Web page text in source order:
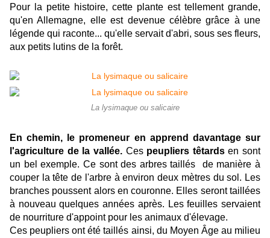
Pour la petite histoire, cette plante est tellement grande,
qu'en Allemagne, elle est devenue célèbre grâce à une
légende qui raconte... qu'elle servait d'abri, sous ses fleurs,
aux petits lutins de la forêt.
La lysimaque ou salicaire
En chemin, le promeneur en apprend davantage sur
l'agriculture de la vallée. Ces peupliers têtardsen sont
un bel exemple. Ce sont des arbres taillés de manière à
couper la tête de l'arbre à environ deux mètres du sol. Les
branches poussent alors en couronne. Elles seront taillées
à nouveau quelques années après. Les feuilles servaient
de nourriture d'appoint pour les animaux d'élevage.
Ces peupliers ont été taillés ainsi, du Moyen Âge au milieu